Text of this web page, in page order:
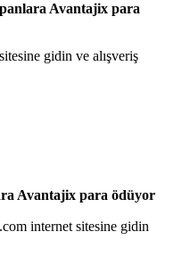
Avantajix para
gidin ve alışveriş
Avantajix para ödüyor
internet sitesine gidin